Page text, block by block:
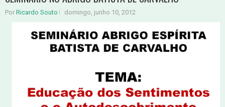
Por Ricardo Souto domingo, junho 10, 2012